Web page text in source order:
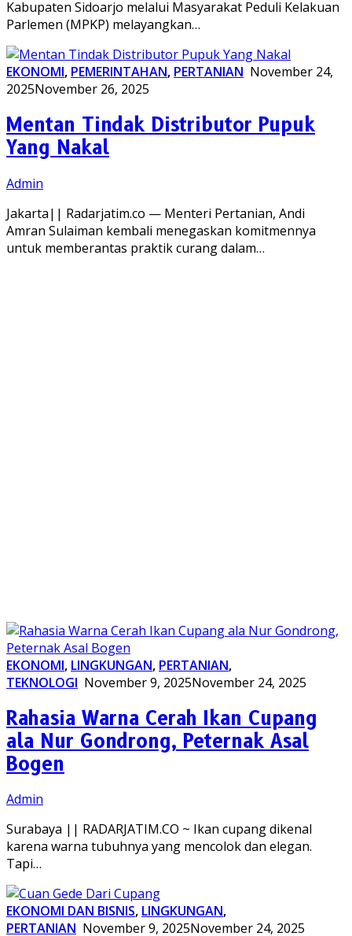
Kabupaten Sidoarjo melalui Masyarakat Peduli Kelakuan
Parlemen (MPKP) melayangkan…
EKONOMI, PEMERINTAHAN, PERTANIAN November 24,
2025November 26, 2025
Mentan Tindak Distributor Pupuk
Yang Nakal
Admin
Jakarta|| Radarjatim.co — Menteri Pertanian, Andi
Amran Sulaiman kembali menegaskan komitmennya
untuk memberantas praktik curang dalam…
EKONOMI, LINGKUNGAN, PERTANIAN,
TEKNOLOGI November 9, 2025November 24, 2025
Rahasia Warna Cerah Ikan Cupang
ala Nur Gondrong, Peternak Asal
Bogen
Admin
Surabaya || RADARJATIM.CO ~ Ikan cupang dikenal
karena warna tubuhnya yang mencolok dan elegan.
Tapi…
EKONOMI DAN BISNIS, LINGKUNGAN,
PERTANIAN November 9, 2025November 24, 2025